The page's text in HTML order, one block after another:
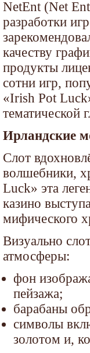
NetEnt (Net
разработки
качеству
продукты
сотни игр,
«Irish Pot
тематической
Ирландские
Слот
волшебники,
Luck» эта
казино
мифического
Визуально
атмосферы:
фон
пейзажа;
барабаны
символы
золотом и,